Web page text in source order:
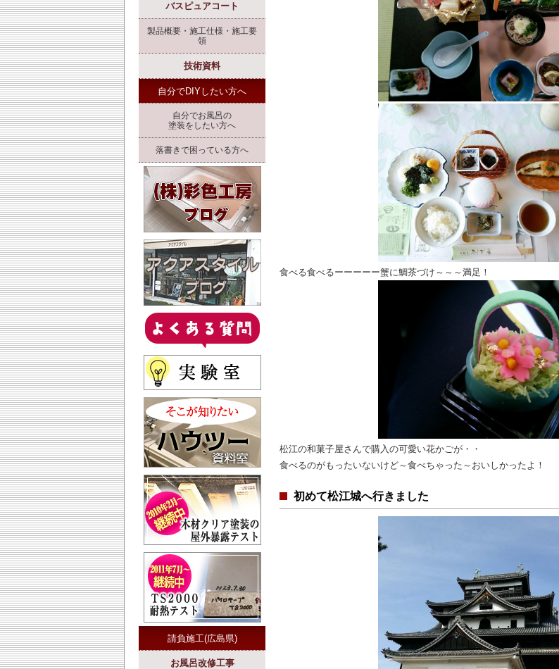
バスピュアコート
製品概要・施工仕様・施工要
領
技術資料
自分でDIYしたい方へ
自分でお風呂の
塗装をしたい方へ
落書きで困っている方へ
請負施工(広島県)
お風呂改修工事
食べる食べるーーーーー蟹に鯛茶づけ～～～満足！
松江の和菓子屋さんで購入の可愛い花かごが・・
食べるのがもったいないけど～食べちゃった～おいしかったよ！
初めて松江城へ行きました